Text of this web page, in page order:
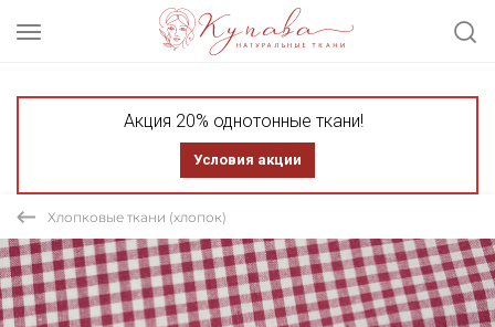
Акция 20% однотонные ткани!
Условия акции
Хлопковые ткани (хлопок)